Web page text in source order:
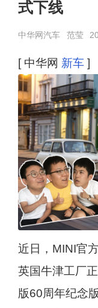
式下线
中华网汽车 范莹
[ 中华网 新车]
近日，MINI官
英国牛津工厂
版60周年纪念